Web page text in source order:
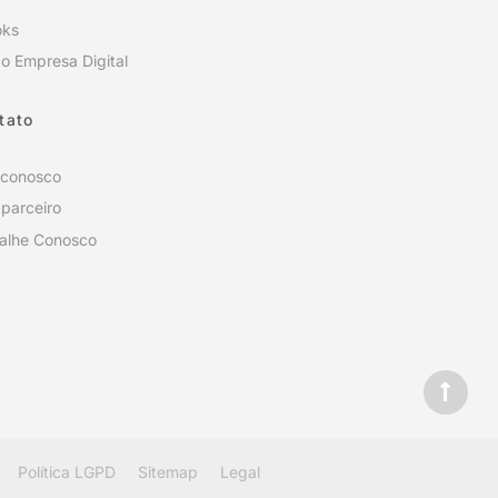
Empresa Digital
Conosco
Política LGPD Sitemap Legal